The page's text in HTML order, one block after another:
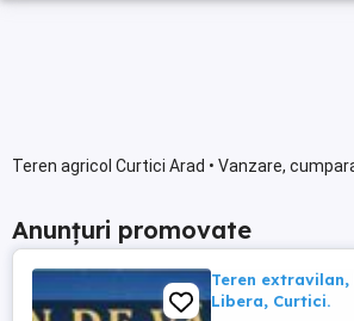
Teren agricol Curtici Arad • Vanzare,
Anunțuri promovate
Teren extravilan,
Libera, Curtici.